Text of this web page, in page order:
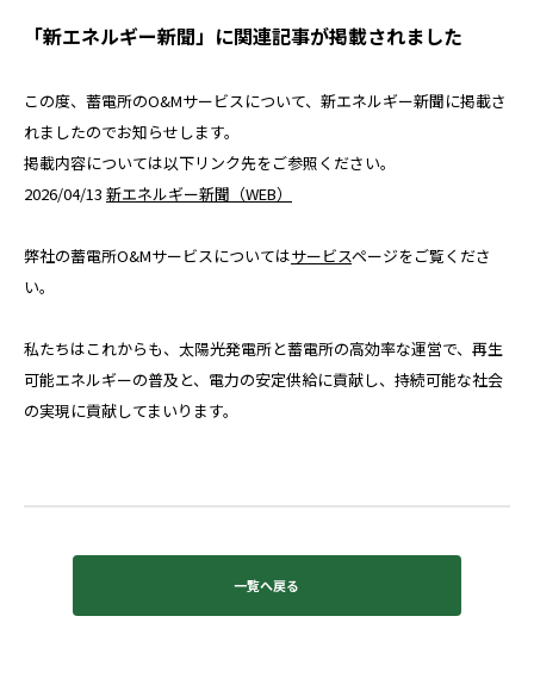
お問い合わせ
会社案内（日本語）
カタログダウンロード
「新エネルギー新聞」に関連記事が掲載されました
この度、蓄電所のO&Mサービスについて、新エネルギー新聞に掲載さ
れましたのでお知らせします。
掲載内容については以下リンク先をご参照ください。
2026/04/13 新エネルギー新聞（WEB）
弊社の蓄電所O&Mサービスについてはサービスページをご覧くださ
い。
私たちはこれからも、太陽光発電所と蓄電所の高効率な運営で、再生
可能エネルギーの普及と、電力の安定供給に貢献し、持続可能な社会
の実現に貢献してまいります。
一覧へ戻る